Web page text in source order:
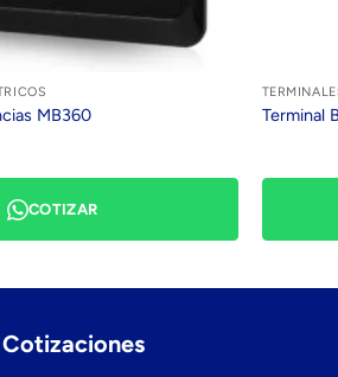
MB360
COTIZAR
Terminal
Cotizaciones